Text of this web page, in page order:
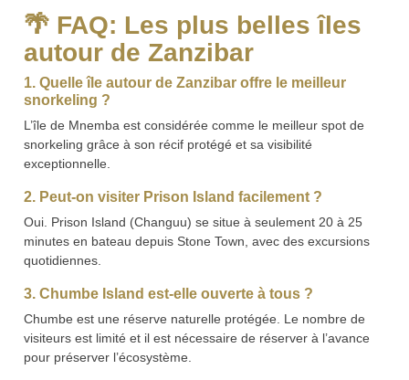
🌴 FAQ: Les plus belles îles
autour de Zanzibar
1. Quelle île autour de Zanzibar offre le meilleur
snorkeling ?
L’île de Mnemba est considérée comme le meilleur spot de
snorkeling grâce à son récif protégé et sa visibilité
exceptionnelle.
2. Peut-on visiter Prison Island facilement ?
Oui. Prison Island (Changuu) se situe à seulement 20 à 25
minutes en bateau depuis Stone Town, avec des excursions
quotidiennes.
3. Chumbe Island est-elle ouverte à tous ?
Chumbe est une réserve naturelle protégée. Le nombre de
visiteurs est limité et il est nécessaire de réserver à l’avance
pour préserver l’écosystème.